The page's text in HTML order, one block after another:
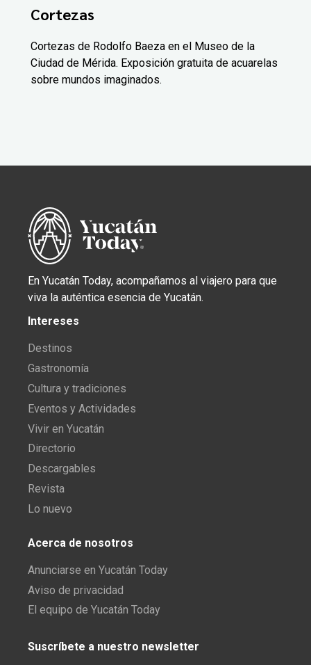
Cortezas
Cortezas de Rodolfo Baeza en el Museo de la
Ciudad de Mérida. Exposición gratuita de acuarelas
sobre mundos imaginados.
En Yucatán Today, acompañamos al viajero para que
viva la auténtica esencia de Yucatán.
Intereses
Destinos
Gastronomía
Cultura y tradiciones
Eventos y Actividades
Vivir en Yucatán
Directorio
Descargables
Revista
Lo nuevo
Acerca de nosotros
Anunciarse en Yucatán Today
Aviso de privacidad
El equipo de Yucatán Today
Suscríbete a nuestro newsletter